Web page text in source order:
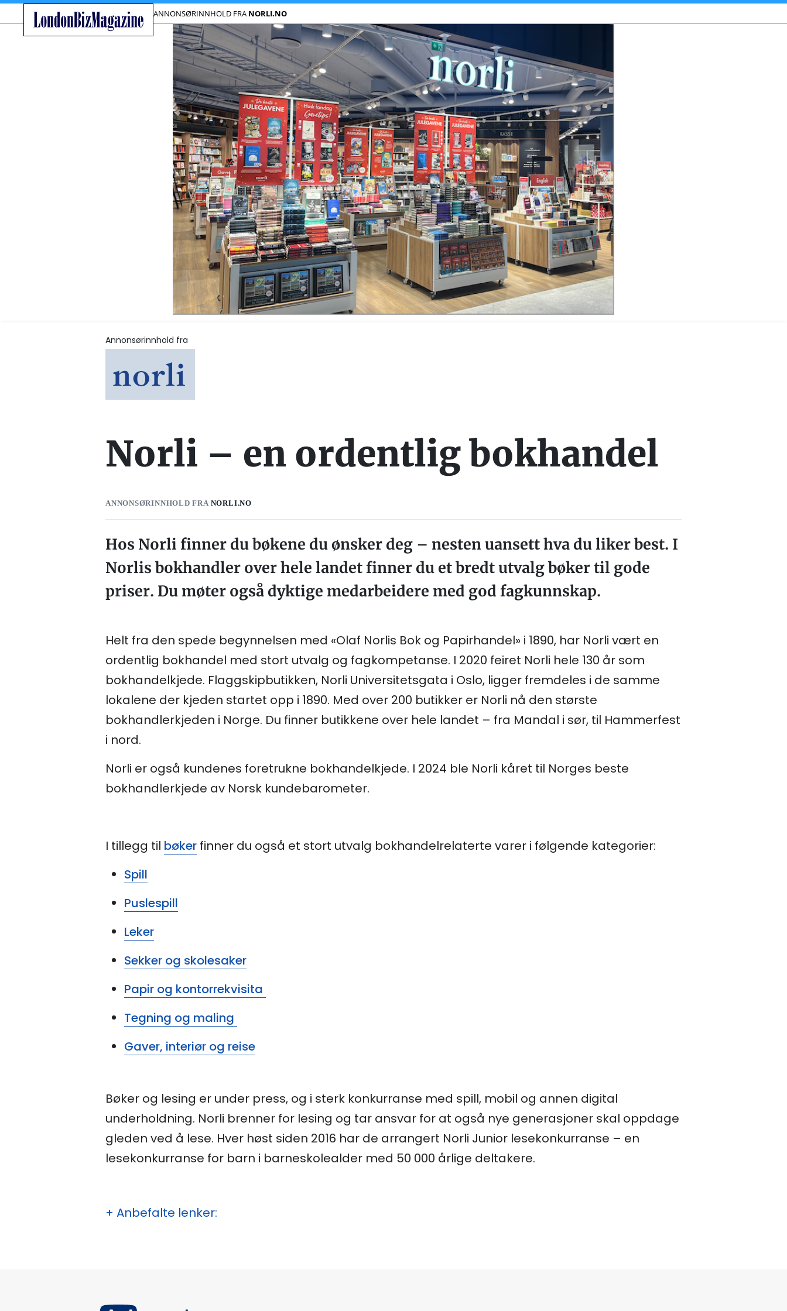
ANNONSØRINNHOLD FRA NORLI.NO
Annonsørinnhold fra
Norli – en ordentlig bokhandel
ANNONSØRINNHOLD FRA NORLI.NO
Hos Norli finner du bøkene du ønsker deg – nesten uansett hva du liker best. I
Norlis bokhandler over hele landet finner du et bredt utvalg bøker til gode
priser. Du møter også dyktige medarbeidere med god fagkunnskap.
Helt fra den spede begynnelsen med «Olaf Norlis Bok og Papirhandel» i 1890, har Norli vært en
ordentlig bokhandel med stort utvalg og fagkompetanse. I 2020 feiret Norli hele 130 år som
bokhandelkjede. Flaggskipbutikken, Norli Universitetsgata i Oslo, ligger fremdeles i de samme
lokalene der kjeden startet opp i 1890. Med over 200 butikker er Norli nå den største
bokhandlerkjeden i Norge. Du finner butikkene over hele landet – fra Mandal i sør, til Hammerfest
i nord.
Norli er også kundenes foretrukne bokhandelkjede. I 2024 ble Norli kåret til Norges beste
bokhandlerkjede av Norsk kunde­barometer.
I tillegg til bøker finner du også et stort utvalg bokhandelrelaterte varer i følgende kategorier:
Spill
Puslespill
Leker
Sekker og skolesaker
Papir og kontorrekvisita
Tegning og maling
Gaver, interiør og reise
Bøker og lesing er under press, og i sterk konkurranse med spill, mobil og annen digital
underholdning. Norli brenner for lesing og tar ansvar for at også nye generasjoner skal oppdage
gleden ved å lese. Hver høst siden 2016 har de arrangert Norli Junior lesekonkurranse – en
lesekonkurranse for barn i barneskolealder med 50 000 årlige deltakere.
+ Anbefalte lenker: